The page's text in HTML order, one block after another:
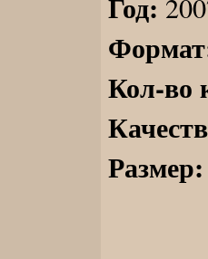
Кол-во
Размер: